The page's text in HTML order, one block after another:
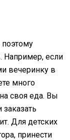
Например, если
вечеринку в
много
своя еда. Вы
Для детских
принести